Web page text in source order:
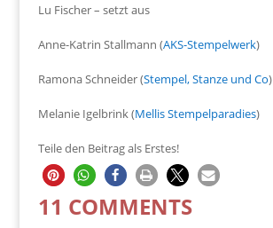
Lu Fischer – setzt aus
Anne-Katrin Stallmann (AKS-Stempelwerk)
Ramona Schneider (Stempel, Stanze und Co)
Melanie Igelbrink (Mellis Stempelparadies)
Teile den Beitrag als Erstes!
11 COMMENTS